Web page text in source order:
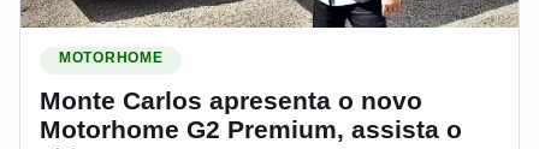
MOTORHOME
Monte Carlos apresenta o novo
Motorhome G2 Premium, assista o